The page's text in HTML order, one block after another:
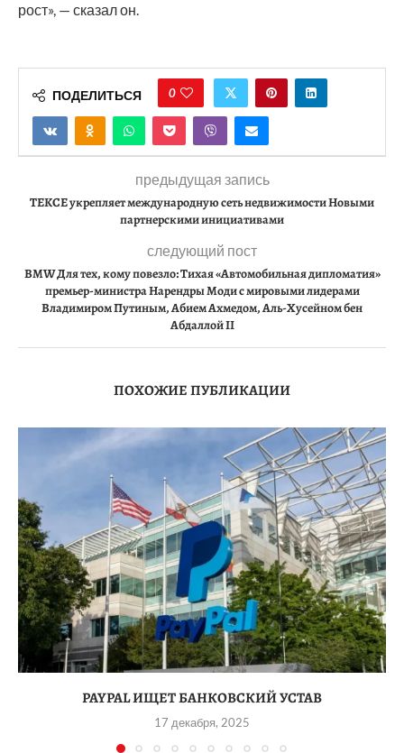
рост», — сказал он.
ПОДЕЛИТЬСЯ 0
предыдущая запись
TEKCE укрепляет международную сеть недвижимости Новыми
партнерскими инициативами
следующий пост
BMW Для тех, кому повезло: Тихая «Автомобильная дипломатия»
премьер-министра Нарендры Моди с мировыми лидерами
Владимиром Путиным, Абием Ахмедом, Аль-Хусейном бен
Абдаллой II
ПОХОЖИЕ ПУБЛИКАЦИИ
PAYPAL ИЩЕТ БАНКОВСКИЙ УСТАВ
17 декабря, 2025